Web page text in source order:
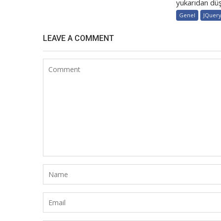
yukarıdan
Genel JQuery
LEAVE A COMMENT